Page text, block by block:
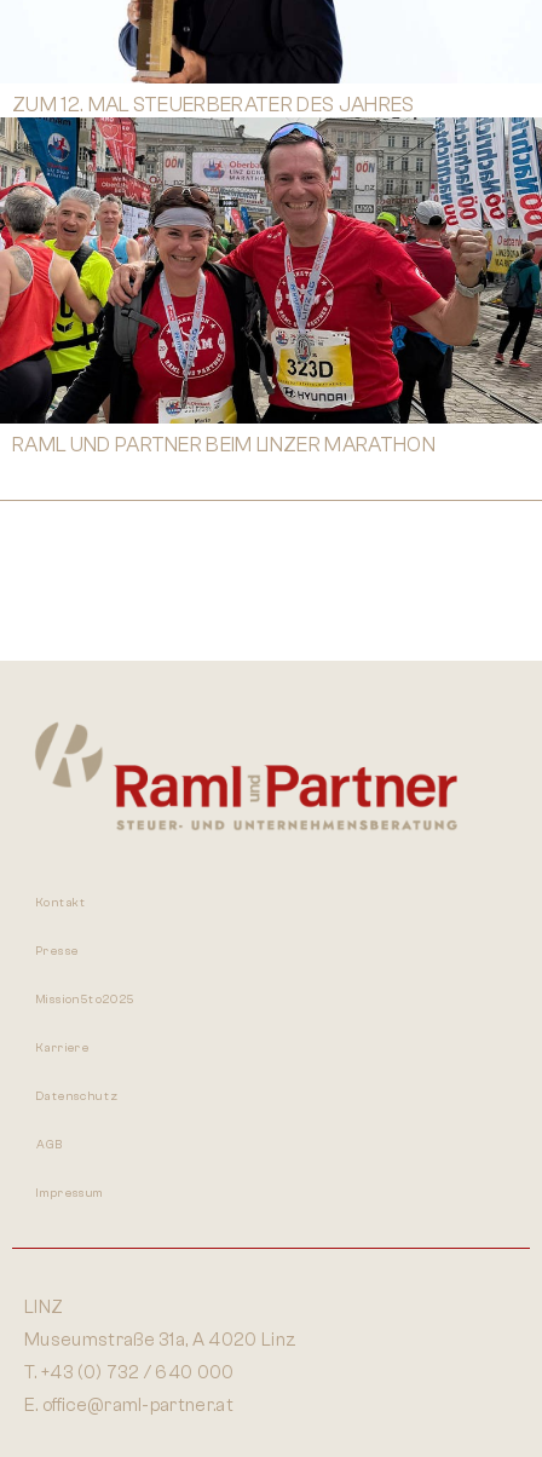
ZUM 12. MAL STEUERBERATER DES JAHRES
RAML UND PARTNER BEIM LINZER MARATHON
Kontakt
Presse
Mission5to2025
Karriere
Datenschutz
AGB
Impressum
LINZ
Museumstraße 31a, A 4020 Linz
T. +43 (0) 732 / 640 000
E. office@raml-partner.at